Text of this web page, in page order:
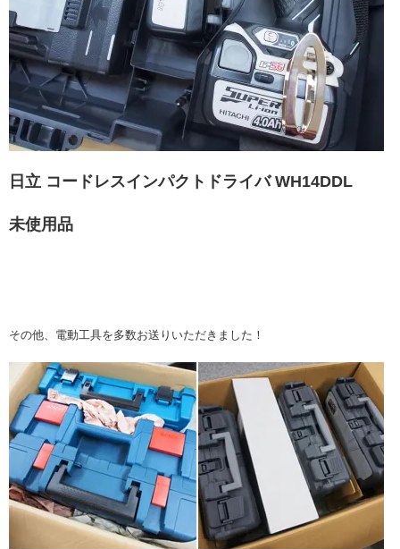
日立 コードレスインパクトドライバ WH14DDL
未使用品
その他、電動工具を多数お送りいただきました！